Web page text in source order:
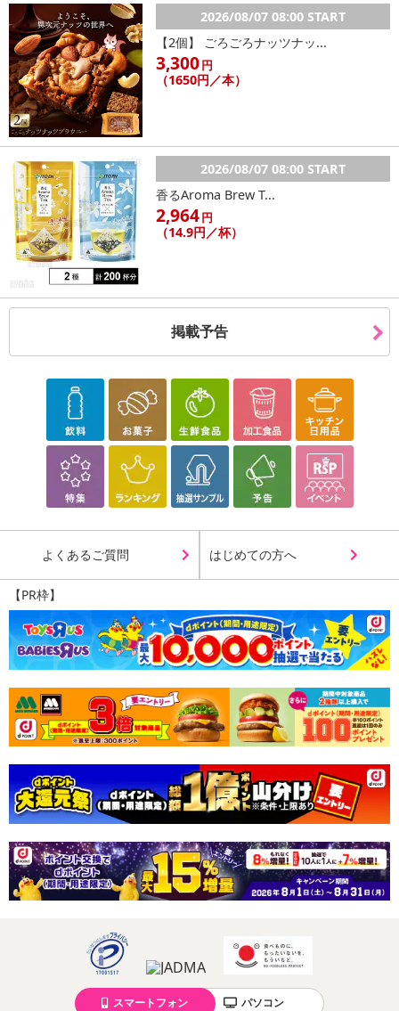
休業日
■その他共通および商品カテゴリー別注意事項（※必ずご確認くだ
さい）
こちらの情報は 2026年07月09日 時点での情報となります。
2026/08/07 08:00 START
【2個】 ごろごろナッツナッ...
3,300円
（1650円／本）
2026/08/07 08:00 START
香るAroma Brew T...
2,964円
（14.9円／杯）
掲載予告
よくあるご質問 はじめての方へ
【PR枠】
スマートフォン パソコン